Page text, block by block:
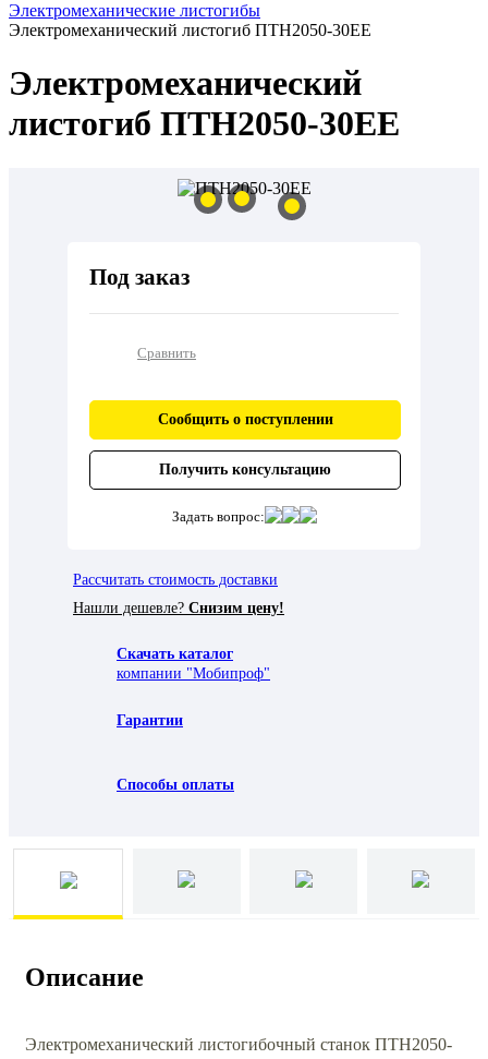
Электромеханические листогибы
Электромеханический листогиб ПТН2050-30ЕЕ
Электромеханический
листогиб ПТН2050-30ЕЕ
Под заказ
Сравнить
Сообщить о поступлении
Получить консультацию
Задать вопрос:
Рассчитать стоимость доставки
Нашли дешевле? Снизим цену!
Скачать каталог
компании "Мобипроф"
Гарантии
Способы оплаты
Описание
Электромеханический листогибочный станок ПТН2050-